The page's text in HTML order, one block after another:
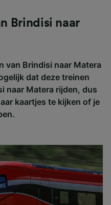
Brindisi naar
van Brindisi naar Matera
dat deze treinen
naar Matera rijden, dus
kaartjes te kijken of je